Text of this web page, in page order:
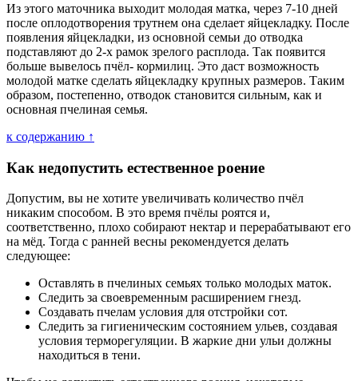
Из этого маточника выходит молодая матка, через 7-10 дней
после оплодотворения трутнем она сделает яйцекладку. После
появления яйцекладки, из основной семьи до отводка
подставляют до 2-х рамок зрелого расплода. Так появится
больше вывелось пчёл- кормилиц. Это даст возможность
молодой матке сделать яйцекладку крупных размеров. Таким
образом, постепенно, отводок становится сильным, как и
основная пчелиная семья.
к содержанию ↑
Как недопустить естественное роение
Допустим, вы не хотите увеличивать количество пчёл
никаким способом. В это время пчёлы роятся и,
соответственно, плохо собирают нектар и перерабатывают его
на мёд. Тогда с ранней весны рекомендуется делать
следующее:
Оставлять в пчелиных семьях только молодых маток.
Следить за своевременным расширением гнезд.
Создавать пчелам условия для отстройки сот.
Следить за гигиеническим состоянием ульев, создавая
условия терморегуляции. В жаркие дни ульи должны
находиться в тени.